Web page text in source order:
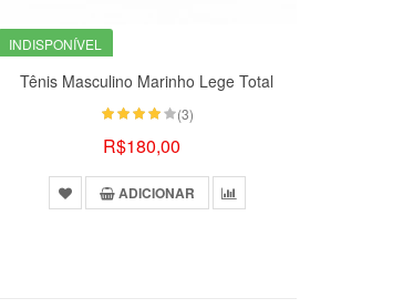
INDISPONÍVEL
Tênis Masculino Marinho Lege Total
(3)
R$180,00
ADICIONAR